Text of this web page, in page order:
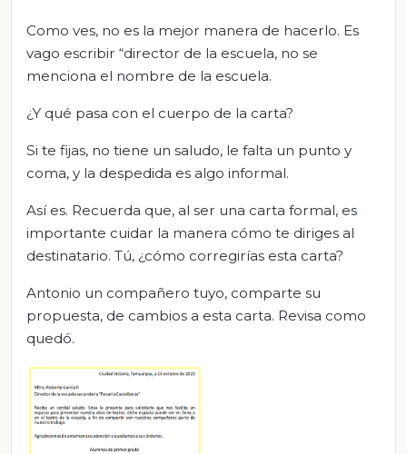
Como ves, no es la mejor manera de hacerlo. Es
vago escribir “director de la escuela, no se
menciona el nombre de la escuela.
¿Y qué pasa con el cuerpo de la carta?
Si te fijas, no tiene un saludo, le falta un punto y
coma, y la despedida es algo informal.
Así es. Recuerda que, al ser una carta formal, es
importante cuidar la manera cómo te diriges al
destinatario. Tú, ¿cómo corregirías esta carta?
Antonio un compañero tuyo, comparte su
propuesta, de cambios a esta carta. Revisa como
quedó.